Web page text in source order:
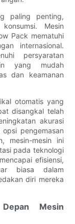
paling penting,
Mesin
Pack mematuhi
internasional.
persyaratan
yang mudah
dan keamanan
otomatis yang
disangkal telah
akurasi
pengemasan
mesin-mesin ini
pada teknologi
efisiensi,
biasa dalam
diri mereka
Mesin